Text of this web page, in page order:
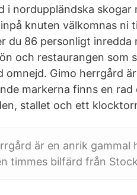
i norduppländska skogar
knuten välkomnas ni
du 86 personligt inredda
och restaurangen som
omnejd. Gimo herrgård
markerna finns en
stallet och ett
är en anrik gammal
timmes bilfärd från